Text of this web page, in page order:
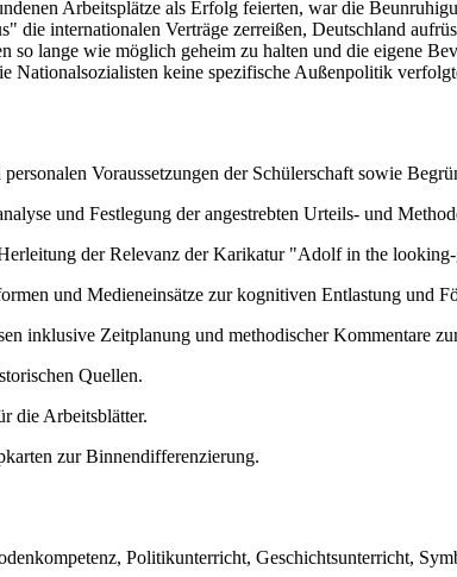
Arbeitsplätze als Erfolg feierten, war die
die internationalen Verträge zerreißen, Deutschland
so lange wie möglich geheim zu halten und die eigene
Nationalsozialisten keine spezifische Außenpolitik
Voraussetzungen der Schülerschaft sowie
und Festlegung der angestrebten Urteils- und
der Relevanz der Karikatur "Adolf in the looking-
und Medieneinsätze zur kognitiven Entlastung und
inklusive Zeitplanung und methodischer Kommentare
Quellen.
die Arbeitsblätter.
zur Binnendifferenzierung.
Politikunterricht, Geschichtsunterricht,